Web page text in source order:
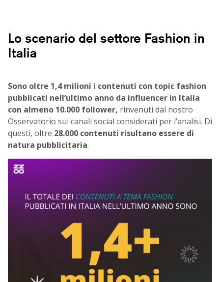
Lo scenario del settore Fashion in
Italia
Sono oltre 1,4 milioni i contenuti con topic fashion
pubblicati nell’ultimo anno da influencer in Italia
con almeno 10.000 follower, rinvenuti dal nostro
Osservatorio sui canali social considerati per l’analisi. Di
questi, oltre 28.000 contenuti risultano essere di
natura pubblicitaria.